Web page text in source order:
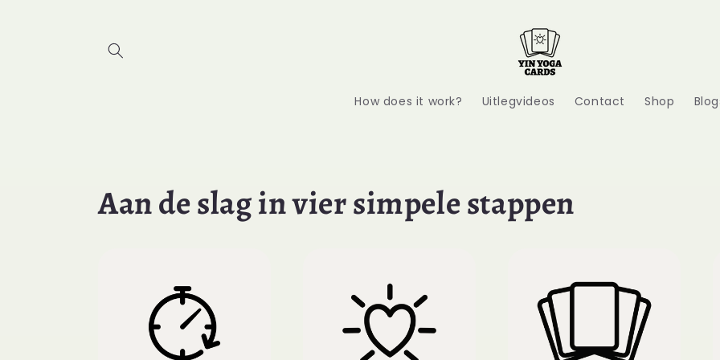
How does it work? Uitlegvideos Contact Shop
Aan de slag in vier simpele stappen